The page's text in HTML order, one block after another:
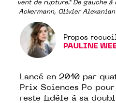
vent de rupture.” De gauche
Ackermann, Olivier
Propos
PAULINE
Lancé en 2010 par
Prix Sciences Po
reste fidèle à sa